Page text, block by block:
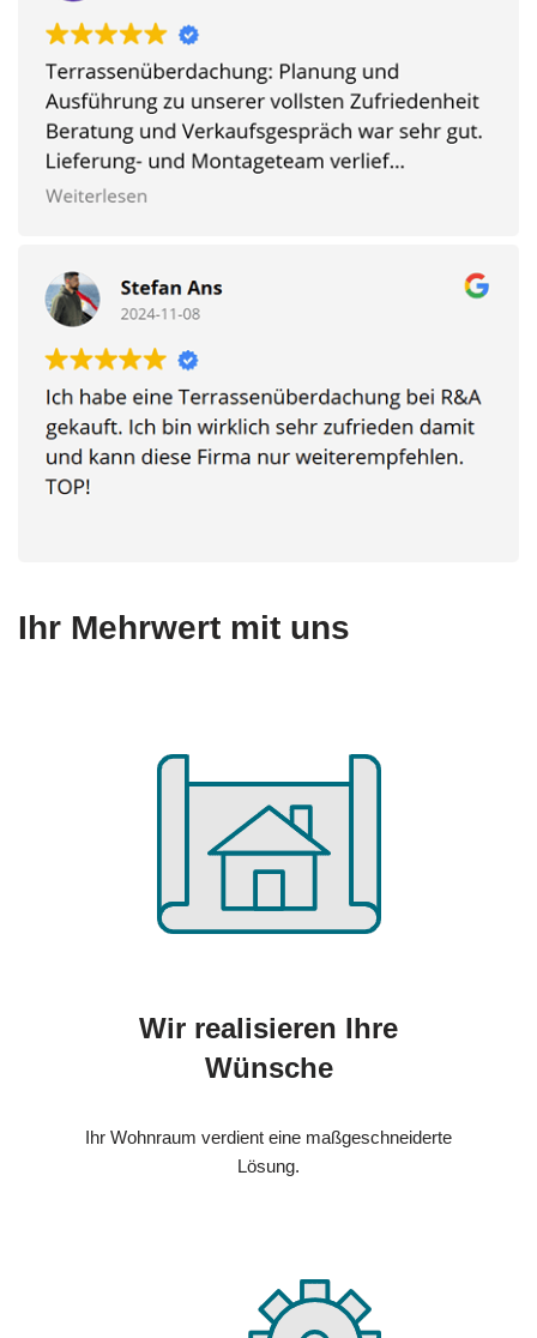
Ihr Mehrwert mit uns
Wir realisieren Ihre
Wünsche
Ihr Wohnraum verdient eine maßgeschneiderte
Lösung.